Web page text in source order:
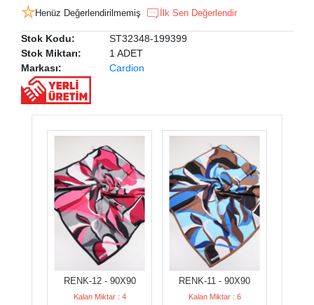
Henüz Değerlendirilmemiş İlk Sen Değerlendir
Stok Kodu:
ST32348-199399
Stok Miktarı:
1 ADET
Markası:
Cardion
RENK-12 - 90X90
Kalan Miktar : 4
RENK-11 - 90X90
Kalan Miktar : 6